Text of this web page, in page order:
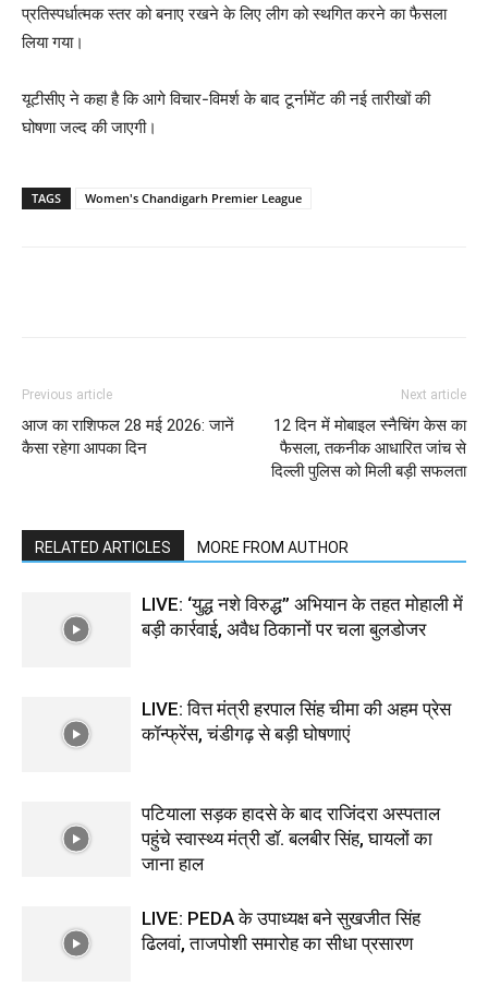
प्रतिस्पर्धात्मक स्तर को बनाए रखने के लिए लीग को स्थगित करने का फैसला
लिया गया।
यूटीसीए ने कहा है कि आगे विचार-विमर्श के बाद टूर्नामेंट की नई तारीखों की
घोषणा जल्द की जाएगी।
TAGS Women's Chandigarh Premier League
Previous article
आज का राशिफल 28 मई 2026: जानें
कैसा रहेगा आपका दिन
Next article
12 दिन में मोबाइल स्नैचिंग केस का
फैसला, तकनीक आधारित जांच से
दिल्ली पुलिस को मिली बड़ी सफलता
RELATED ARTICLES MORE FROM AUTHOR
LIVE: ‘युद्ध नशे विरुद्ध” अभियान के तहत मोहाली में
बड़ी कार्रवाई, अवैध ठिकानों पर चला बुलडोजर
LIVE: वित्त मंत्री हरपाल सिंह चीमा की अहम प्रेस
कॉन्फ्रेंस, चंडीगढ़ से बड़ी घोषणाएं
पटियाला सड़क हादसे के बाद राजिंदरा अस्पताल
पहुंचे स्वास्थ्य मंत्री डॉ. बलबीर सिंह, घायलों का
जाना हाल
LIVE: PEDA के उपाध्यक्ष बने सुखजीत सिंह
ढिलवां, ताजपोशी समारोह का सीधा प्रसारण